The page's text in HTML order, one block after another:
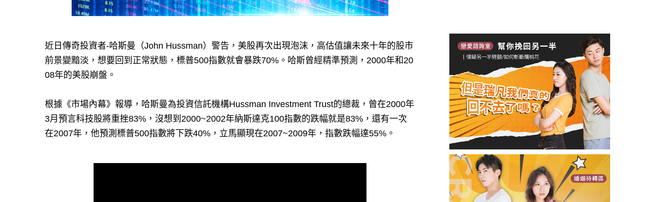
近日傳奇投資者-哈斯曼（John Hussman）警告，美股再次出現泡沫，高估值讓未來十年的股市
前景變黯淡，想要回到正常狀態，標普500指數就會暴跌70%。哈斯曾經精準預測，2000年和20
08年的美股崩盤。
根據《市場內幕》報導，哈斯曼為投資信託機構Hussman Investment Trust的總裁，曾在2000年
3月預言科技股將重挫83%，沒想到2000~2002年納斯達克100指數的跌幅就是83%，還有一次
在2007年，他預測標普500指數將下跌40%，立馬顯現在2007~2009年，指數跌幅達55%。